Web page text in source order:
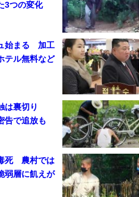
3つの変化
始まる 加工
テル無料など
は裏切り
告で追放も
死 農村では
弱層に飢えが